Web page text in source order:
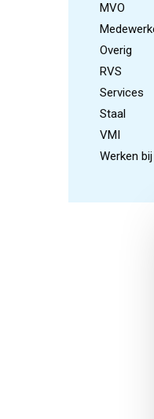
MVO
Overig
RVS
Services
Staal
VMI
Werken